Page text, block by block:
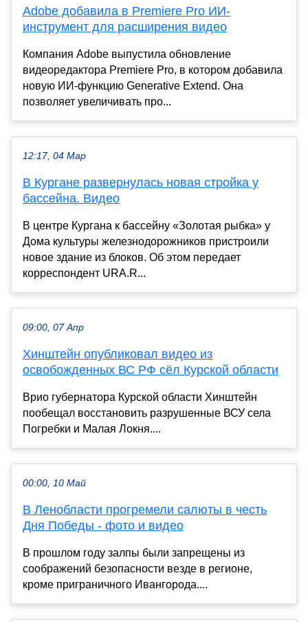
Adobe добавила в Premiere Pro ИИ-
инструмент для расширения видео
Компания Adobe выпустила обновление
видеоредактора Premiere Pro, в котором добавила
новую ИИ-функцию Generative Extend. Она
позволяет увеличивать про...
12:17, 04 Мар
В Кургане развернулась новая стройка у
бассейна. Видео
В центре Кургана к бассейну «Золотая рыбка» у
Дома культуры железнодорожников пристроили
новое здание из блоков. Об этом передает
корреспондент URA.R...
09:00, 07 Апр
Хинштейн опубликовал видео из
освобожденных ВС РФ сёл Курской области
Врио губернатора Курской области Хинштейн
пообещал восстановить разрушенные ВСУ села
Погребки и Малая Локня....
00:00, 10 Май
В Ленобласти прогремели салюты в честь
Дня Победы - фото и видео
В прошлом году залпы были запрещены из
соображений безопасности везде в регионе,
кроме приграничного Ивангорода....